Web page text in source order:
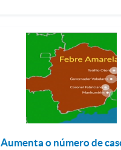
Aumenta o número de